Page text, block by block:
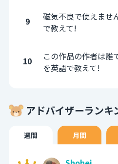
9
磁気不良で使えませ
で教えて!
10
この作品の作者は誰
を英語で教えて!
アドバイザーランキ
週間 月間